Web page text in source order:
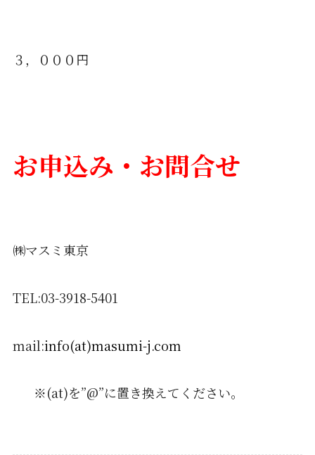
３，０００円
お申込み・お問合せ
㈱マスミ東京
TEL:03-3918-5401
mail:info(at)masumi-j.com
※(at)を”@”に置き換えてください。